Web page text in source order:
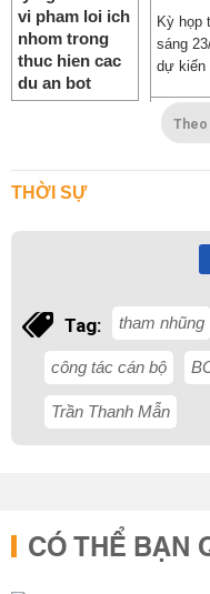
Kỳ họp
sáng
dự kiến
Theo
THỜI SỰ
Tag: tham nhũng
công tác cán bộ
Trần Thanh Mẫn
CÓ THỂ BẠN